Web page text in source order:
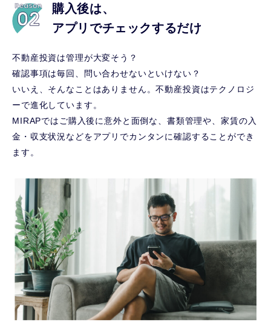
購入後は、
アプリでチェックするだけ
不動産投資は管理が大変そう？
確認事項は毎回、問い合わせないといけない？
いいえ、そんなことはありません。不動産投資はテクノロジ
ーで進化しています。
MIRAPではご購入後に意外と面倒な、書類管理や、家賃の入
金・収支状況などをアプリでカンタンに確認することができ
ます。